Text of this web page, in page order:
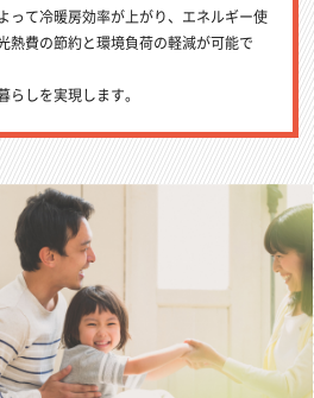
って冷暖房効率が上がり、エネルギー使
熱費の節約と環境負荷の軽減が可能で
しを実現します。